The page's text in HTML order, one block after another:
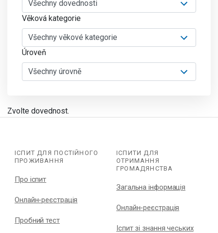
Věková kategorie
Úroveň
Zvolte dovednost.
ІСПИТ ДЛЯ ПОСТІЙНОГО
ПРОЖИВАННЯ
Про іспит
Онлайн-реєстрація
Пробний тест
ІСПИТИ ДЛЯ
ОТРИМАННЯ
ГРОМАДЯНСТВА
Загальна інформація
Онлайн-реєстрація
Іспит зі знання чеських